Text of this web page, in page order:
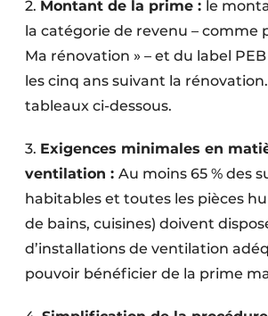
2. Montant de la prime : le
la catégorie de revenu – comme
Ma rénovation » – et du label
les cinq ans suivant la
tableaux ci-dessous.
3. Exigences minimales en
ventilation : Au moins 65 % des
habitables et toutes les pièces
de bains, cuisines) doivent
d’installations de ventilation
pouvoir bénéficier de la prime